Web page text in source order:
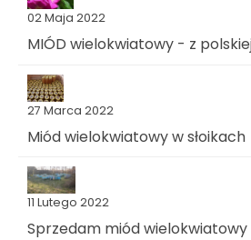
02 Maja 2022
MIÓD wielokwiatowy - z
27 Marca 2022
Miód wielokwiatowy w słoikach
11 Lutego 2022
Sprzedam miód